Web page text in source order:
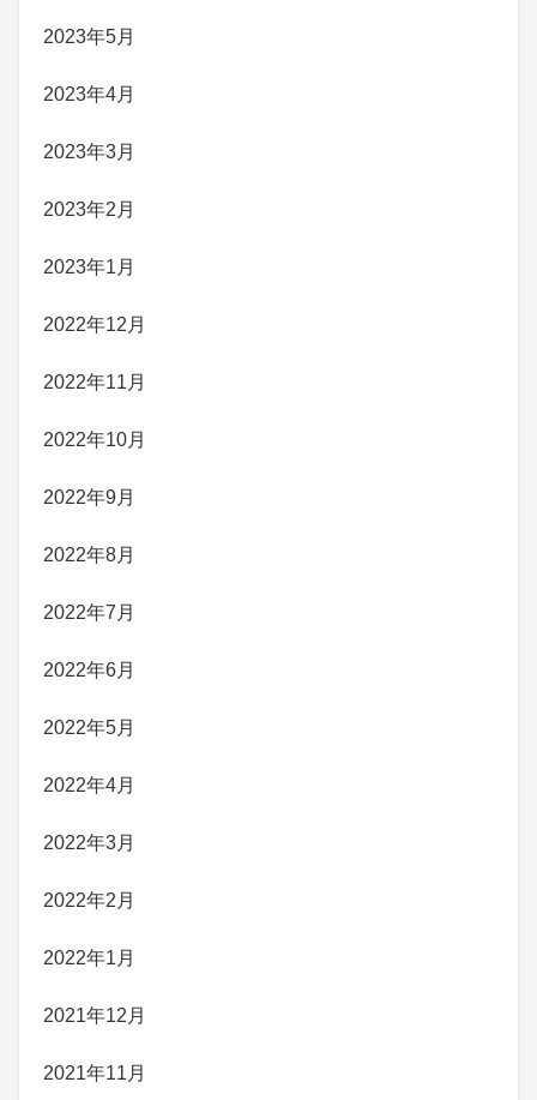
2023年5月
2023年4月
2023年3月
2023年2月
2023年1月
2022年12月
2022年11月
2022年10月
2022年9月
2022年8月
2022年7月
2022年6月
2022年5月
2022年4月
2022年3月
2022年2月
2022年1月
2021年12月
2021年11月